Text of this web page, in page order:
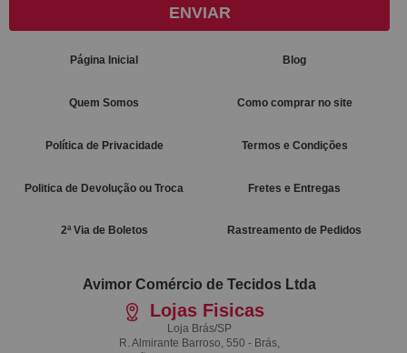
ENVIAR
Página Inicial Blog
Quem Somos Como comprar no site
Política de Privacidade Termos e Condições
Politica de Devolução ou Troca Fretes e Entregas
2ª Via de Boletos Rastreamento de Pedidos
Avimor Comércio de Tecidos Ltda
Lojas Fisicas
Loja Brás/SP
R. Almirante Barroso, 550 - Brás,